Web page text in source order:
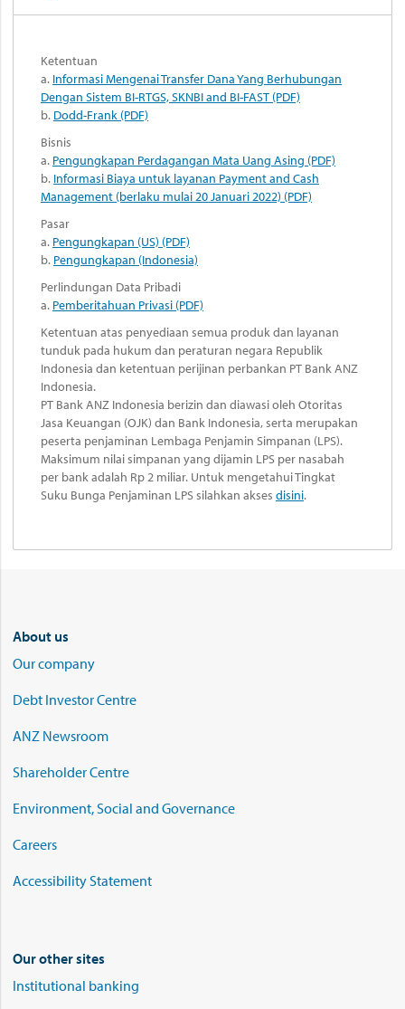
Ketentuan
a. Informasi Mengenai Transfer Dana Yang Berhubungan
Dengan Sistem BI-RTGS, SKNBI and BI-FAST (PDF)
b. Dodd-Frank (PDF)
Bisnis
a. Pengungkapan Perdagangan Mata Uang Asing (PDF)
b. Informasi Biaya untuk layanan Payment and Cash
Management (berlaku mulai 20 Januari 2022) (PDF)
Pasar
a. Pengungkapan (US) (PDF)
b. Pengungkapan (Indonesia)
Perlindungan Data Pribadi
a. Pemberitahuan Privasi (PDF)
Ketentuan atas penyediaan semua produk dan layanan
tunduk pada hukum dan peraturan negara Republik
Indonesia dan ketentuan perijinan perbankan PT Bank ANZ
Indonesia.
PT Bank ANZ Indonesia berizin dan diawasi oleh Otoritas
Jasa Keuangan (OJK) dan Bank Indonesia, serta merupakan
peserta penjaminan Lembaga Penjamin Simpanan (LPS).
Maksimum nilai simpanan yang dijamin LPS per nasabah
per bank adalah Rp 2 miliar. Untuk mengetahui Tingkat
Suku Bunga Penjaminan LPS silahkan akses disini.
About us
Our company
Debt Investor Centre
ANZ Newsroom
Shareholder Centre
Environment, Social and Governance
Careers
Accessibility Statement
Our other sites
Institutional banking